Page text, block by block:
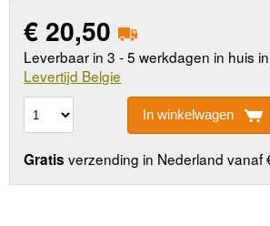
€ 20,50
Leverbaar in 3 - 5 werkdagen in huis
Levertijd Belgie
In winkelwagen
Gratis verzending in Nederland vanaf